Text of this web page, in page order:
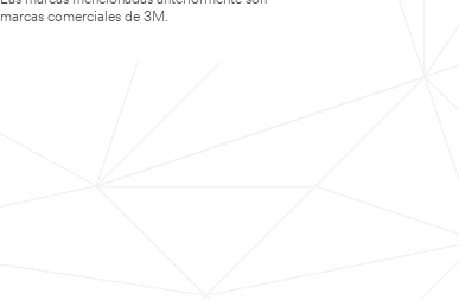
marcas comerciales de 3M.